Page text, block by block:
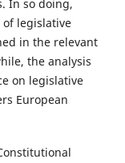
In so doing,
legislative
in the relevant
the analysis
on legislative
European